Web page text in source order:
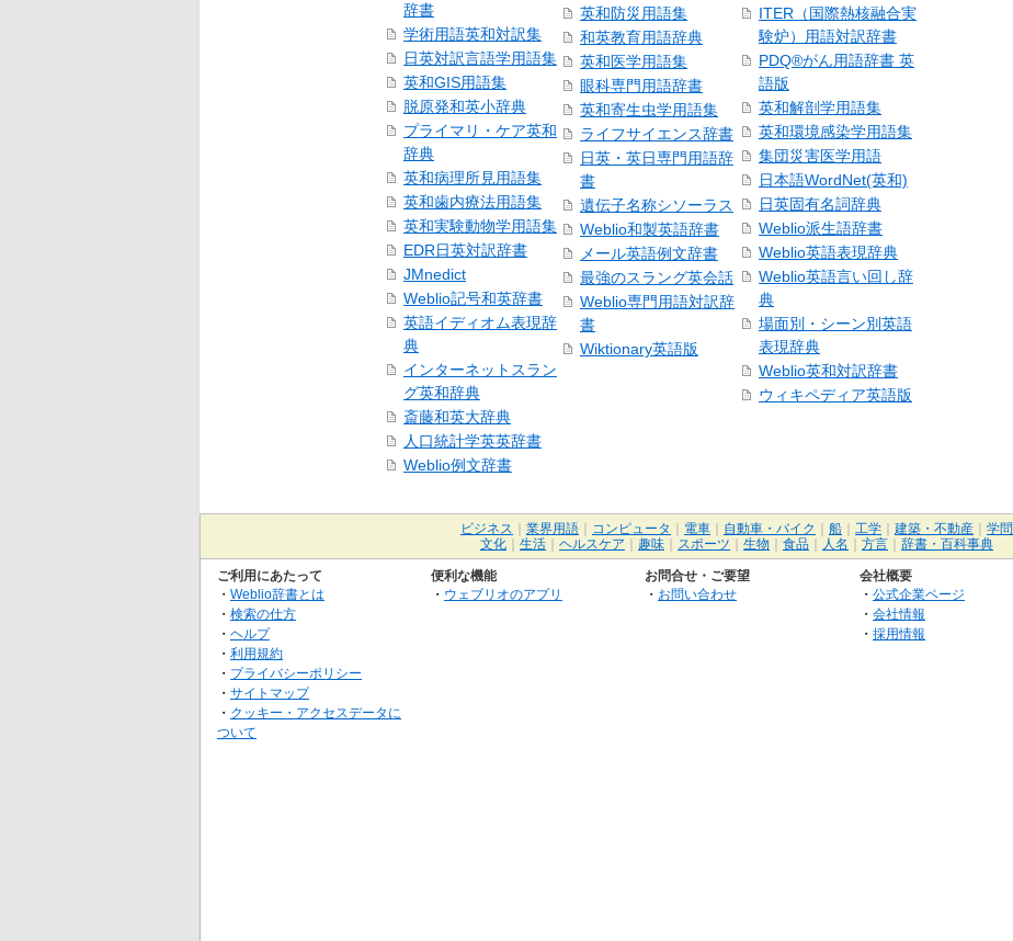
辞書
学術用語英和対訳集
日英対訳言語学用語集
英和GIS用語集
脱原発和英小辞典
プライマリ・ケア英和
辞典
英和病理所見用語集
英和歯内療法用語集
英和実験動物学用語集
EDR日英対訳辞書
JMnedict
Weblio記号和英辞書
英語イディオム表現辞
典
インターネットスラン
グ英和辞典
斎藤和英大辞典
人口統計学英英辞書
Weblio例文辞書
英和防災用語集
和英教育用語辞典
英和医学用語集
眼科専門用語辞書
英和寄生虫学用語集
ライフサイエンス辞書
日英・英日専門用語辞
書
遺伝子名称シソーラス
Weblio和製英語辞書
メール英語例文辞書
最強のスラング英会話
Weblio専門用語対訳辞
書
Wiktionary英語版
ITER（国際熱核融合実
験炉）用語対訳辞書
PDQ®がん用語辞書 英
語版
英和解剖学用語集
英和環境感染学用語集
集団災害医学用語
日本語WordNet(英和)
日英固有名詞辞典
Weblio派生語辞書
Weblio英語表現辞典
Weblio英語言い回し辞
典
場面別・シーン別英語
表現辞典
Weblio英和対訳辞書
ウィキペディア英語版
ビジネス 業界用語 コンピュータ 電車 自動車・バイク 船 工学 建築・不動産
学問
文化
生活 ヘルスケア 趣味 スポーツ 生物 食品 人名 方言 辞書・百科事典
ご利用にあたって
・ Weblio辞書とは
・ 検索の仕方
・ ヘルプ
・ 利用規約
・ プライバシーポリシー
・ サイトマップ
・ クッキー・アクセスデータに
ついて
便利な機能
・ ウェブリオのアプリ
お問合せ・ご要望
・ お問い合わせ
会社概要
・ 公式企業ページ
・ 会社情報
・ 採用情報